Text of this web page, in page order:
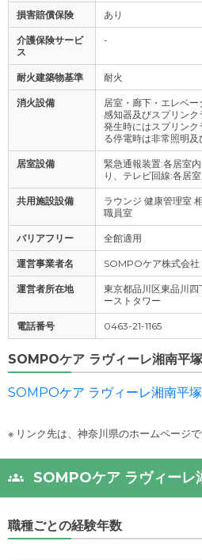
損害賠償保険 あり
介護保険サービ
ス
-
耐火建築物基準 耐火
消火設備
居室・廊下・エレベ
感知器及びスプリン
発生時にはスプリン
る停電時は非常照明及
居室設備
緊急通報装置:各居室
り、テレビ回線:各居
共用施設設備
ラウンジ 健康管理室
職員室
バリアフリー 全館適用
運営事業者名 SOMPOケア株式会社
運営者所在地
東京都品川区東品川
ーストタワー
電話番号 0463-21-1165
SOMPOケア ラヴィーレ湘南平
SOMPOケア ラヴィーレ湘南平
※ リンク先は、神奈川県のホームページ
SOMPOケア ラヴィーレ
職種ごとの経験年数